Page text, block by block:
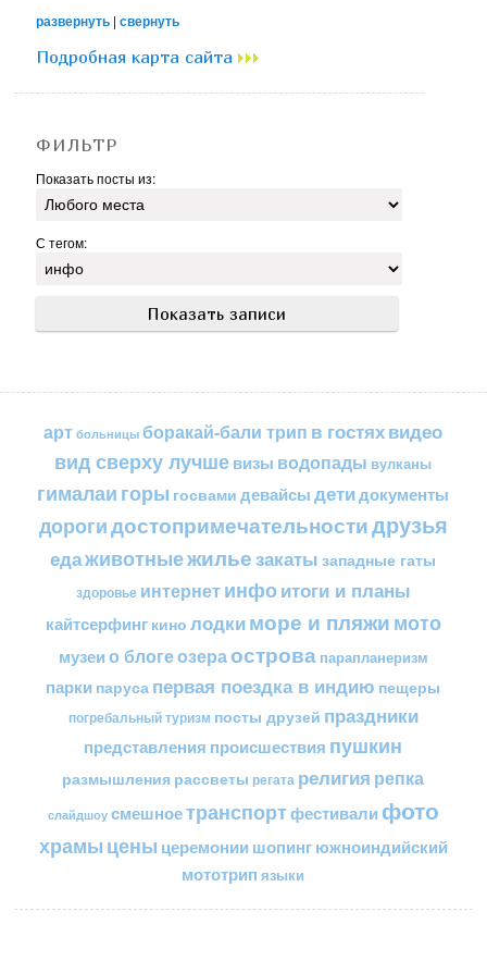
развернуть |свернуть
Подробная карта сайта
ФИЛЬТР
Показать посты из:
С тегом:
арт больницы боракай-бали трип в гостяхвидео
вид сверху лучшевизы водопады вулканы
гималаи горы госвами девайсы детидокументы
дорогидостопримечательностидрузья
едаживотныежильезакаты западные гаты
здоровье интернетинфоитоги и планы
кайтсерфинг кино лодкиморе и пляжимото
музеи о блогеозераострова парапланеризм
парки паруса первая поездка в индию пещеры
погребальный туризм посты друзей праздники
представления происшествия пушкин
размышления рассветы регата религия репка
слайдшоу смешноетранспортфестивали фото
храмы цены церемонии шопингюжноиндийский
мототрип языки